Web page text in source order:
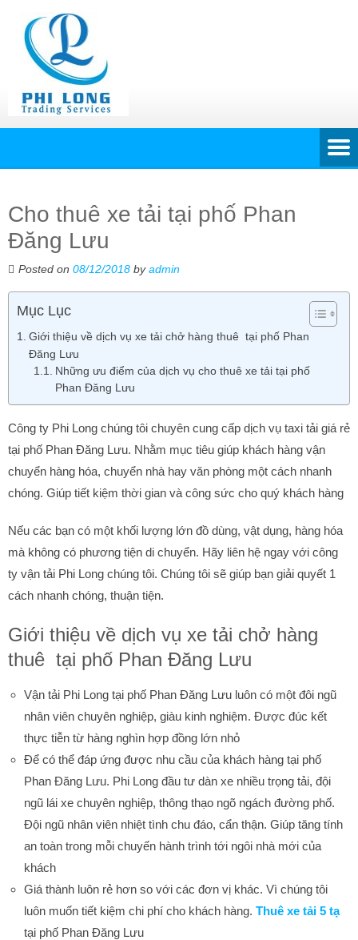
Cho thuê xe tải tại phố Phan
Đăng Lưu
Posted on 08/12/2018 byadmin
Mục Lục
Giới thiệu về dịch vụ xe tải chở hàng thuê tại phố Phan
Đăng Lưu
Những ưu điểm của dịch vụ cho thuê xe tải tại phố
Phan Đăng Lưu
Công ty Phi Long chúng tôi chuyên cung cấp dịch vụ taxi tải giá rẻ
tại phố Phan Đăng Lưu. Nhằm mục tiêu giúp khách hàng vận
chuyển hàng hóa, chuyển nhà hay văn phòng một cách nhanh
chóng. Giúp tiết kiệm thời gian và công sức cho quý khách hàng
Nếu các bạn có một khối lượng lớn đồ dùng, vật dụng, hàng hóa
mà không có phương tiện di chuyển. Hãy liên hệ ngay với công
ty vận tải Phi Long chúng tôi. Chúng tôi sẽ giúp bạn giải quyết 1
cách nhanh chóng, thuận tiện.
Giới thiệu về dịch vụ xe tải chở hàng
thuê tại phố Phan Đăng Lưu
Vận tải Phi Long tại phố Phan Đăng Lưu luôn có một đôi ngũ
nhân viên chuyên nghiệp, giàu kinh nghiệm. Được đúc kết
thực tiễn từ hàng nghìn hợp đồng lớn nhỏ
Để có thể đáp ứng được nhu cầu của khách hàng tại phố
Phan Đăng Lưu. Phi Long đầu tư dàn xe nhiều trọng tải, đội
ngũ lái xe chuyên nghiệp, thông thạo ngõ ngách đường phố.
Đội ngũ nhân viên nhiệt tình chu đáo, cẩn thận. Giúp tăng tính
an toàn trong mỗi chuyến hành trình tới ngôi nhà mới của
khách
Giá thành luôn rẻ hơn so với các đơn vị khác. Vì chúng tôi
luôn muốn tiết kiệm chi phí cho khách hàng. Thuê xe tải 5 tạ
tại phố Phan Đăng Lưu